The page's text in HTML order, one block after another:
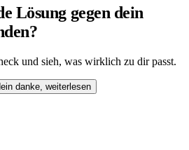
Lösung gegen dein
und sieh, was wirklich zu dir passt.
danke, weiterlesen